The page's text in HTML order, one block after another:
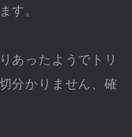
す。
あったようでトリ
分かりません、確